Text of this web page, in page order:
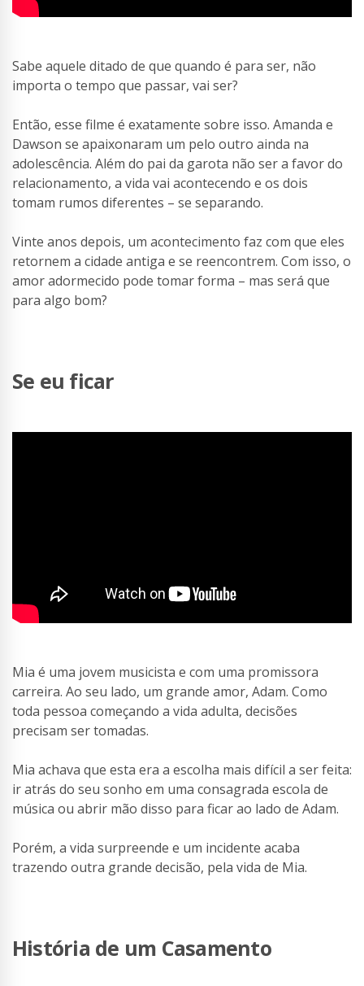
Sabe aquele ditado de que quando é para ser, não
importa o tempo que passar, vai ser?
Então, esse filme é exatamente sobre isso. Amanda e
Dawson se apaixonaram um pelo outro ainda na
adolescência. Além do pai da garota não ser a favor do
relacionamento, a vida vai acontecendo e os dois
tomam rumos diferentes – se separando.
Vinte anos depois, um acontecimento faz com que eles
retornem a cidade antiga e se reencontrem. Com isso, o
amor adormecido pode tomar forma – mas será que
para algo bom?
Se eu ficar
Mia é uma jovem musicista e com uma promissora
carreira. Ao seu lado, um grande amor, Adam. Como
toda pessoa começando a vida adulta, decisões
precisam ser tomadas.
Mia achava que esta era a escolha mais difícil a ser feita:
ir atrás do seu sonho em uma consagrada escola de
música ou abrir mão disso para ficar ao lado de Adam.
Porém, a vida surpreende e um incidente acaba
trazendo outra grande decisão, pela vida de Mia.
História de um Casamento